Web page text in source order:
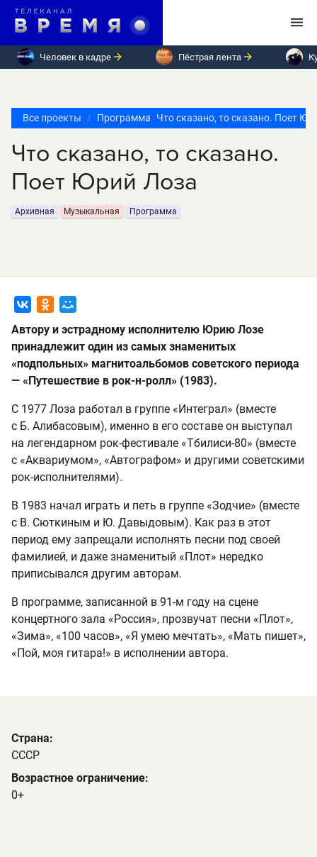
Человек в кадре Пёстрая лента
Все проекты Программа Что сказано, то сказано. Поет
Что сказано, то сказано.
Поет Юрий Лоза
Архивная Музыкальная Программа
Автору и эстрадному исполнителю Юрию Лозе
принадлежит один из самых знаменитых
«подпольных» магнитоальбомов советского периода
— «Путешествие в рок-н-ролл» (1983).
С 1977 Лоза работал в группе «Интеграл» (вместе
с Б. Алибасовым), именно в его составе он выступал
на легендарном рок-фестивале «Тбилиси-80» (вместе
с «Аквариумом», «Автографом» и другими советскими
рок-исполнителями).
В 1983 начал играть и петь в группе «Зодчие» (вместе
с В. Сюткиным и Ю. Давыдовым). Как раз в этот
период ему запрещали исполнять песни под своей
фамилией, и даже знаменитый «Плот» нередко
приписывался другим авторам.
В программе, записанной в 91-м году на сцене
концертного зала «Россия», прозвучат песни «Плот»,
«Зима», «100 часов», «Я умею мечтать», «Мать пишет»,
«Пой, моя гитара!» в исполнении автора.
Страна:
СССР
Возрастное ограничение:
0+